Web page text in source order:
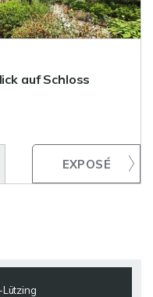
auf Schloss